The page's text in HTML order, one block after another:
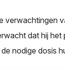
verwachtingen
dat hij
nodige dosis